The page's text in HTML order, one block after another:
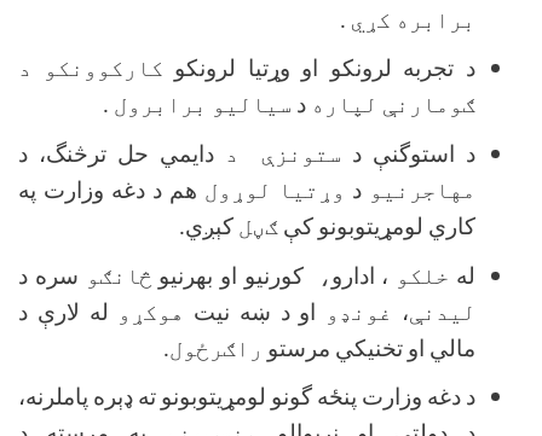
برابره کړي .
د تجربه لرونكو او وړتيا لرونكو کارکوونکو د
ګومارنې لپاره د سیالیو برابرول .
د استوگنې د ستونزې د دايمي حل ترڅنگ، د
مهاجرنیو د وړتیا لوړول هم د دغه وزارت په
كاري لومړيتوبونو كې ګڼل كېږي.
له خلکو ، ادارو ، كورنيو او بهرنيو څانګو سره د
لیدنې، غونډو او د ښه نيت هوکړو
له لارې د
مالي او تخنيكي مرستو راګرځول.
د دغه وزارت پنځه گونو لومړيتوبونو ته ډېره پاملرنه،